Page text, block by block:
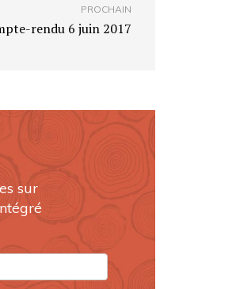
PROCHAIN
rendu 6 juin 2017
sur